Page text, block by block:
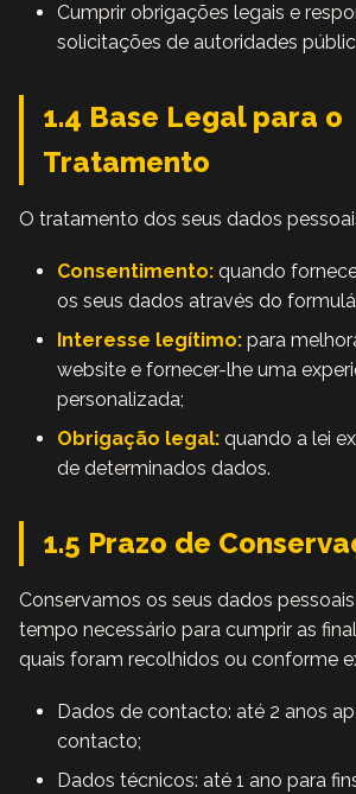
Cumprir obrigações legais e
solicitações de autoridades
1.4 Base Legal para o
Tratamento
O tratamento dos seus dados
Consentimento: quando
os seus dados através do
Interesse legítimo: para
website e fornecer-lhe uma
personalizada;
Obrigação legal: quando a lei
de determinados dados.
1.5 Prazo de
Conservamos os seus dados
tempo necessário para cumprir as
quais foram recolhidos ou conforme
Dados de contacto: até 2 anos
contacto;
Dados técnicos: até 1 ano para